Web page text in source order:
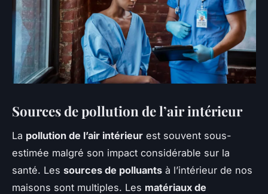
Sources de pollution de l’air intérieur
La pollution de l’air intérieur est souvent sous-
estimée malgré son impact considérable sur la
santé. Les sources de polluants à l’intérieur de nos
maisons sont multiples. Les matériaux de